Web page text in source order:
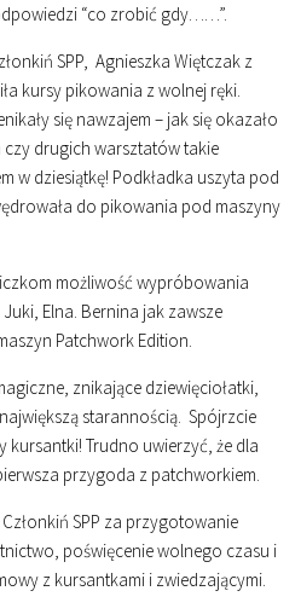
“co zrobić gdy……”.
SPP, Agnieszka Więtczak z
kursy pikowania z wolnej ręki.
się nawzajem – jak się okazało
drugich warsztatów takie
w dziesiątkę! Podkładka uszyta pod
do pikowania pod maszyny
możliwość wypróbowania
Elna. Bernina jak zawsze
Patchwork Edition.
znikające dziewięciołatki,
starannością. Spójrzcie
kursantki! Trudno uwierzyć, że dla
przygoda z patchworkiem.
SPP za przygotowanie
poświęcenie wolnego czasu i
z kursantkami i zwiedzającymi.